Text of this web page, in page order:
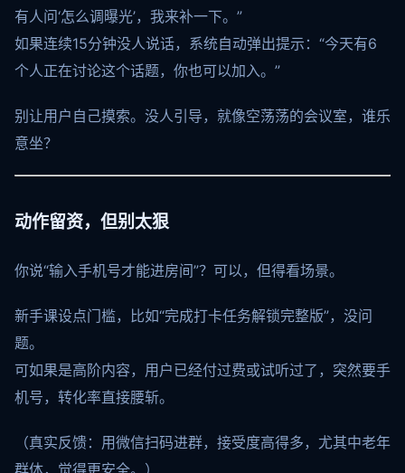
有人问‘怎么调曝光’，我来补一下。”
如果连续15分钟没人说话，系统自动弹出提示：“今天有6
个人正在讨论这个话题，你也可以加入。”
别让用户自己摸索。没人引导，就像空荡荡的会议室，谁乐
意坐？
动作留资，但别太狠
你说“输入手机号才能进房间”？可以，但得看场景。
新手课设点门槛，比如“完成打卡任务解锁完整版”，没问
题。
可如果是高阶内容，用户已经付过费或试听过了，突然要手
机号，转化率直接腰斩。
（真实反馈：用微信扫码进群，接受度高得多，尤其中老年